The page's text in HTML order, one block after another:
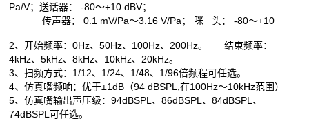
Pa/V；送话器： -80～+10 dBV；
传声器： 0.1 mV/Pa～3.16 V/Pa； 咪 头： -80～+10
2、开始频率：0Hz、50Hz、100Hz、200Hz。 结束频率：
4kHz、5kHz、8kHz、10kHz、20kHz。
3、扫频方式：1/12、1/24、1/48、1/96倍频程可任选。
4、仿真嘴频响：优于±1dB（94 dBSPL,在100Hz～10kHz范围）
5、仿真嘴输出声压级：94dBSPL、86dBSPL、84dBSPL、
74dBSPL可任选。